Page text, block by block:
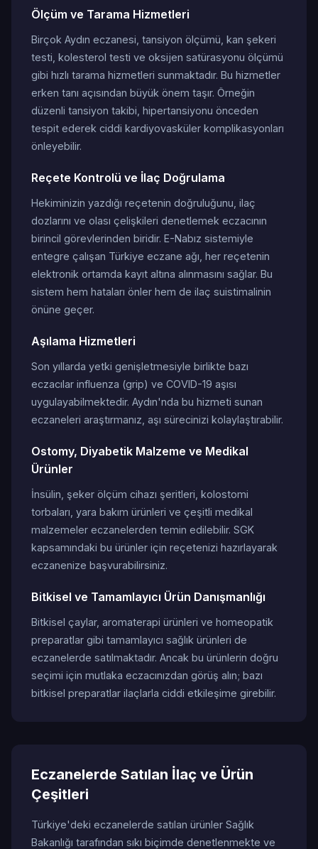
Ölçüm ve Tarama Hizmetleri
Birçok Aydın eczanesi, tansiyon ölçümü, kan şekeri
testi, kolesterol testi ve oksijen satürasyonu ölçümü
gibi hızlı tarama hizmetleri sunmaktadır. Bu hizmetler
erken tanı açısından büyük önem taşır. Örneğin
düzenli tansiyon takibi, hipertansiyonu önceden
tespit ederek ciddi kardiyovasküler komplikasyonları
önleyebilir.
Reçete Kontrolü ve İlaç Doğrulama
Hekiminizin yazdığı reçetenin doğruluğunu, ilaç
dozlarını ve olası çelişkileri denetlemek eczacının
birincil görevlerinden biridir. E-Nabız sistemiyle
entegre çalışan Türkiye eczane ağı, her reçetenin
elektronik ortamda kayıt altına alınmasını sağlar. Bu
sistem hem hataları önler hem de ilaç suistimalinin
önüne geçer.
Aşılama Hizmetleri
Son yıllarda yetki genişletmesiyle birlikte bazı
eczacılar influenza (grip) ve COVID-19 aşısı
uygulayabilmektedir. Aydın'nda bu hizmeti sunan
eczaneleri araştırmanız, aşı sürecinizi kolaylaştırabilir.
Ostomy, Diyabetik Malzeme ve Medikal
Ürünler
İnsülin, şeker ölçüm cihazı şeritleri, kolostomi
torbaları, yara bakım ürünleri ve çeşitli medikal
malzemeler eczanelerden temin edilebilir. SGK
kapsamındaki bu ürünler için reçetenizi hazırlayarak
eczanenize başvurabilirsiniz.
Bitkisel ve Tamamlayıcı Ürün Danışmanlığı
Bitkisel çaylar, aromaterapi ürünleri ve homeopatik
preparatlar gibi tamamlayıcı sağlık ürünleri de
eczanelerde satılmaktadır. Ancak bu ürünlerin doğru
seçimi için mutlaka eczacınızdan görüş alın; bazı
bitkisel preparatlar ilaçlarla ciddi etkileşime girebilir.
Eczanelerde Satılan İlaç ve Ürün
Çeşitleri
Türkiye'deki eczanelerde satılan ürünler Sağlık
Bakanlığı tarafından sıkı biçimde denetlenmekte ve